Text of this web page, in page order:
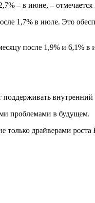
– в июне, –
1,7% в июле. Это
после 1,9% и 6,1% в
внутренний
проблемами в будущем.
только драйверами